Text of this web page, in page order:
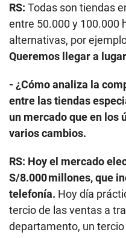
RS: Todas son tiendas
entre 50.000 y 100.000
alternativas, por
Queremos llegar a
- ¿Cómo analiza la
entre las tiendas
un mercado que en los
varios cambios.
RS: Hoy el mercado
S/8.000 millones, que
telefonía. Hoy día
tercio de las ventas a
departamento, un